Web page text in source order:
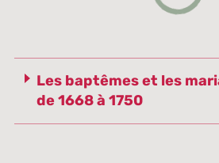
Les baptêmes et les
de 1668 à 1750